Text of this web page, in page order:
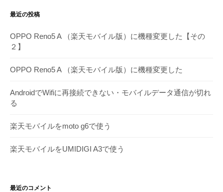
ー
イ
ブ
最近の投稿
OPPO Reno5 A （楽天モバイル版）に機種変更した【その
２】
OPPO Reno5 A （楽天モバイル版）に機種変更した
AndroidでWifiに再接続できない・モバイルデータ通信が切れ
る
楽天モバイルをmoto g6で使う
楽天モバイルをUMIDIGI A3で使う
最近のコメント